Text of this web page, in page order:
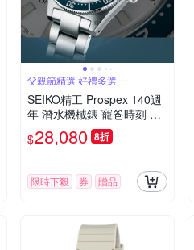
父親節精選 好禮多選一
SEIKO精工 Prospex 140週
年 潛水機械錶 寵爸時刻 送
禮推薦-40.5mm (SPB213J
1/6R35-01R0S)_SK045
$28,080 8折
限時下殺 券 贈品